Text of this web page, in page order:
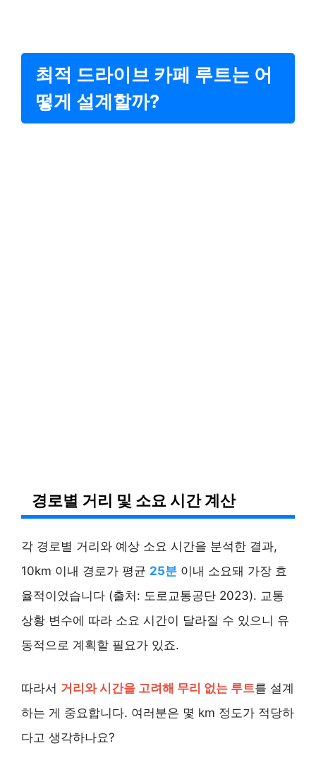
최적 드라이브 카페 루트는 어
떻게 설계할까?
경로별 거리 및 소요 시간 계산
각 경로별 거리와 예상 소요 시간을 분석한 결과,
10km 이내 경로가 평균 25분 이내 소요돼 가장 효
율적이었습니다 (출처: 도로교통공단 2023). 교통
상황 변수에 따라 소요 시간이 달라질 수 있으니 유
동적으로 계획할 필요가 있죠.
따라서 거리와 시간을 고려해 무리 없는 루트를 설계
하는 게 중요합니다. 여러분은 몇 km 정도가 적당하
다고 생각하나요?